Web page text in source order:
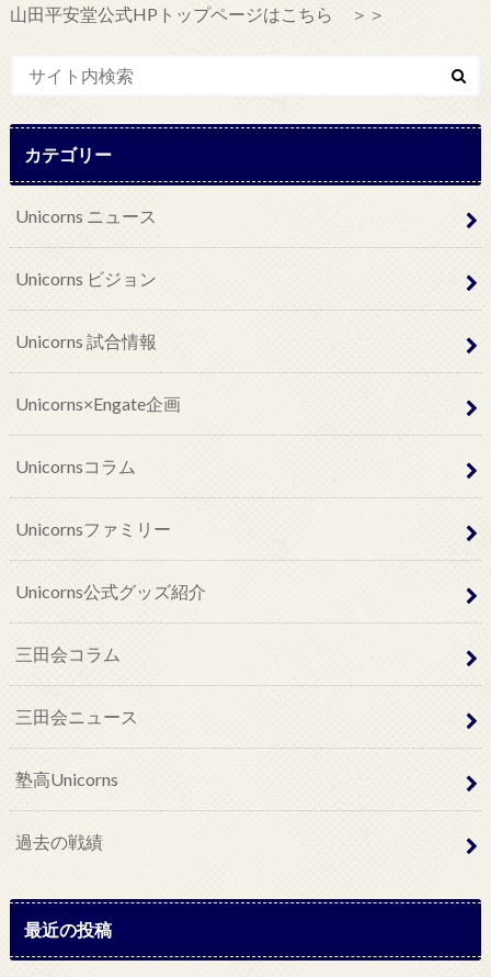
山田平安堂公式HPトップページはこちら ＞＞
カテゴリー
Unicorns ニュース
Unicorns ビジョン
Unicorns 試合情報
Unicorns×Engate企画
Unicornsコラム
Unicornsファミリー
Unicorns公式グッズ紹介
三田会コラム
三田会ニュース
塾高Unicorns
過去の戦績
最近の投稿